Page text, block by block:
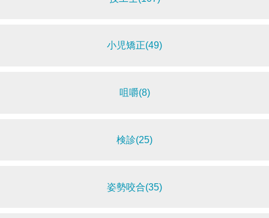
小児矯正(49)
咀嚼(8)
検診(25)
姿勢咬合(35)